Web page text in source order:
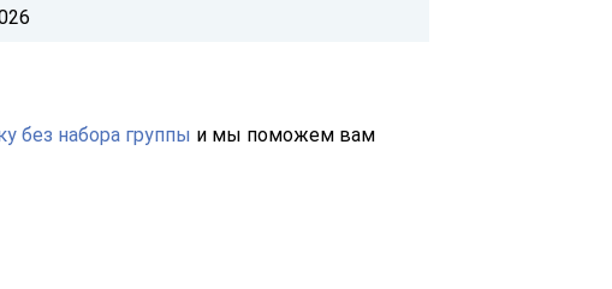
без набора группы и мы поможем вам